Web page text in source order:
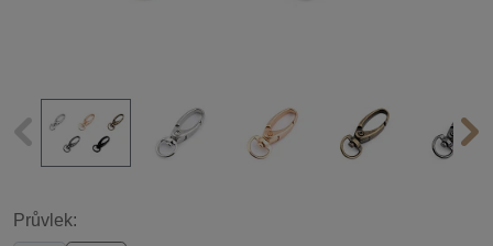
Průvlek: